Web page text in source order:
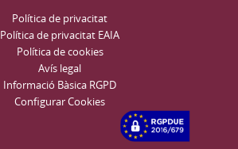
Política de privacitat
Política de privacitat EAIA
Política de cookies
Avís legal
Informació Bàsica RGPD
Configurar Cookies